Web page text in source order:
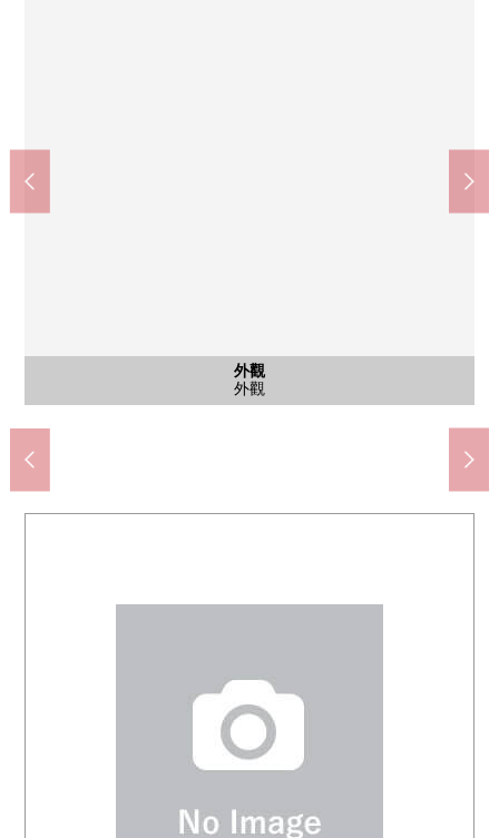
外觀
外觀
入口
入口
停車場
停車場
外觀
外觀
東京地鐵線千代田線"根津"車站1號出口(約500m)
步行7分鐘。
ABAB赤札堂根津商店(約450m)
步行6分鐘。
7-Eleven根津站前店(約330m)
步行5分鐘。
全家便利店文京向丘2丁目商店(約530m)
步行7分鐘。
Welcia文京根津商店(約390m)
步行5分鐘。步行2分鐘